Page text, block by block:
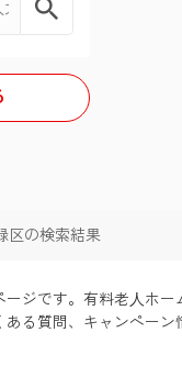
専用
区の検索結果
ジです。有料老⼈ホ
る質問、キャンペーン